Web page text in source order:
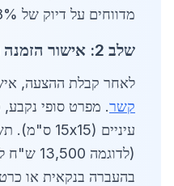
מדווחים על דיוק של 98% בהצעות.
שלב 2: אישור הזמנה ואישור מפרט
לאחר קבלת ההצעה,
קשר. מפרט סופי נקבע,
בהעברה בנקאית או